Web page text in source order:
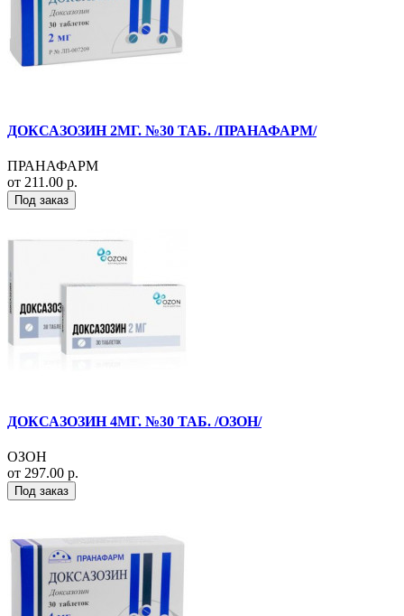
ДОКСАЗОЗИН 2МГ. №30 ТАБ. /ПРАНАФАРМ/
ПРАНАФАРМ
от 211.00 р.
Под заказ
ДОКСАЗОЗИН 4МГ. №30 ТАБ. /ОЗОН/
ОЗОН
от 297.00 р.
Под заказ